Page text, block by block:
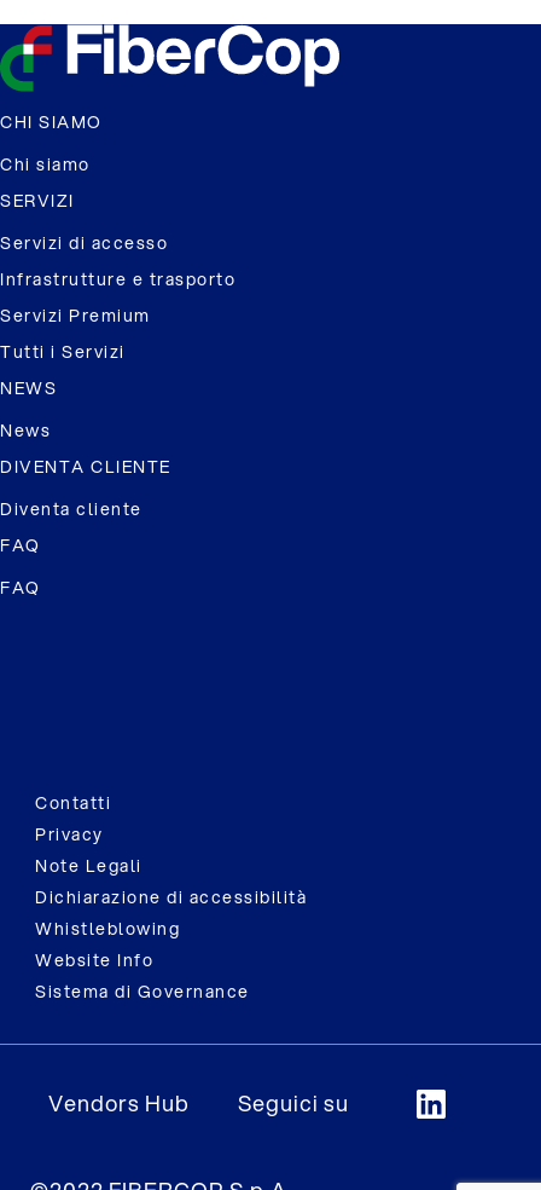
CHI SIAMO
Chi siamo
SERVIZI
Servizi di accesso
Infrastrutture e trasporto
Servizi Premium
Tutti i Servizi
NEWS
News
DIVENTA CLIENTE
Diventa cliente
FAQ
FAQ
Contatti
Privacy
Note Legali
Dichiarazione di accessibilità
Whistleblowing
Website Info
Sistema di Governance
Vendors Hub Seguici su